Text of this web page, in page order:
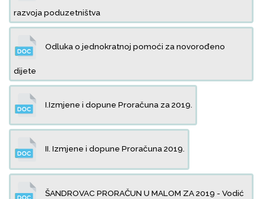
razvoja poduzetništva
Odluka o jednokratnoj pomoći za novorođeno
dijete
I.Izmjene i dopune Proračuna za 2019.
II. Izmjene i dopune Proračuna 2019.
ŠANDROVAC PRORAČUN U MALOM ZA 2019 - Vodić